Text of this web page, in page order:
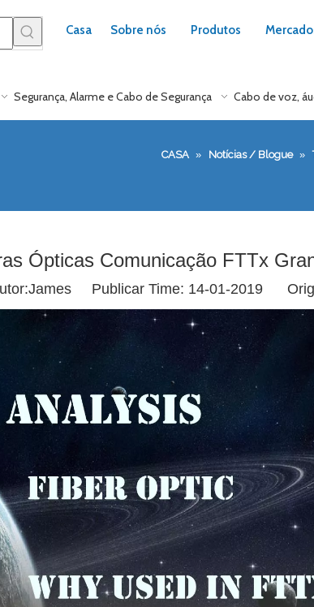
Casa Sobre nós Produtos
Segurança, Alarme e Cabo de Segurança Cabo de voz,
CASA » Notícias / Blogue »
Ópticas Comunicação FTTx
Publicar Time: 14-01-2019